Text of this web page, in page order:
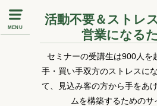
MENU
活動不要＆ストレ
営業になる
セミナーの受講生は900人を
手・買い手双方のストレスに
て、見込み客の方から手をあ
ムを構築するためのサ